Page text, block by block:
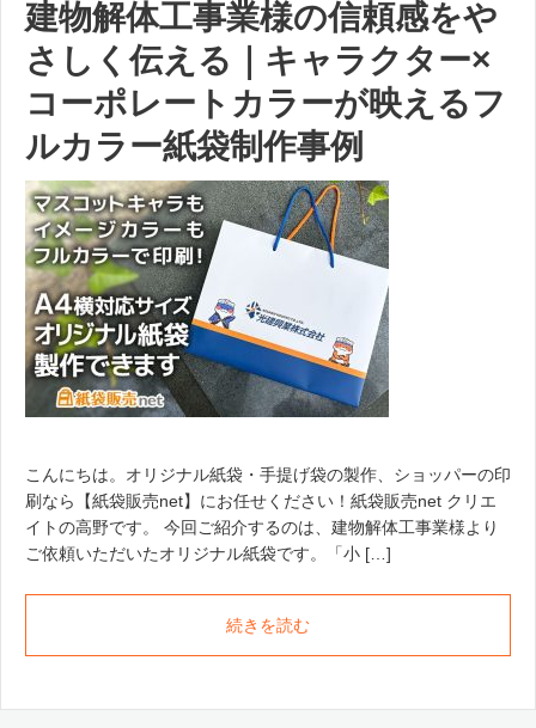
建物解体工事業様の信頼感をや
さしく伝える｜キャラクター×
コーポレートカラーが映えるフ
ルカラー紙袋制作事例
こんにちは。オリジナル紙袋・手提げ袋の製作、ショッパーの印
刷なら【紙袋販売net】にお任せください！紙袋販売net クリエ
イトの高野です。 今回ご紹介するのは、建物解体工事業様より
ご依頼いただいたオリジナル紙袋です。「小 […]
続きを読む